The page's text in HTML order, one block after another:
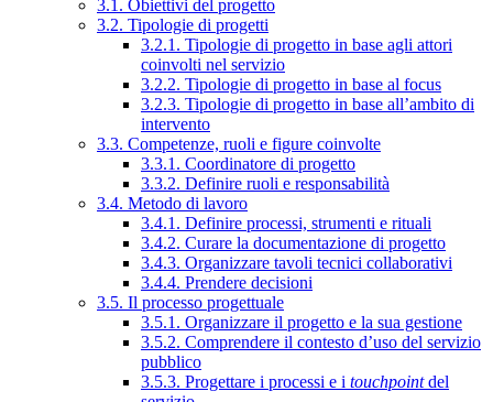
3.1. Obiettivi del progetto
3.2. Tipologie di progetti
3.2.1. Tipologie di progetto in base agli attori
coinvolti nel servizio
3.2.2. Tipologie di progetto in base al focus
3.2.3. Tipologie di progetto in base all’ambito di
intervento
3.3. Competenze, ruoli e figure coinvolte
3.3.1. Coordinatore di progetto
3.3.2. Definire ruoli e responsabilità
3.4. Metodo di lavoro
3.4.1. Definire processi, strumenti e rituali
3.4.2. Curare la documentazione di progetto
3.4.3. Organizzare tavoli tecnici collaborativi
3.4.4. Prendere decisioni
3.5. Il processo progettuale
3.5.1. Organizzare il progetto e la sua gestione
3.5.2. Comprendere il contesto d’uso del servizio
pubblico
3.5.3. Progettare i processi e i touchpointdel